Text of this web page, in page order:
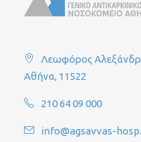
Λεωφόρος
Αθήνα, 11522
210 64 09 000
info@agsavvas-